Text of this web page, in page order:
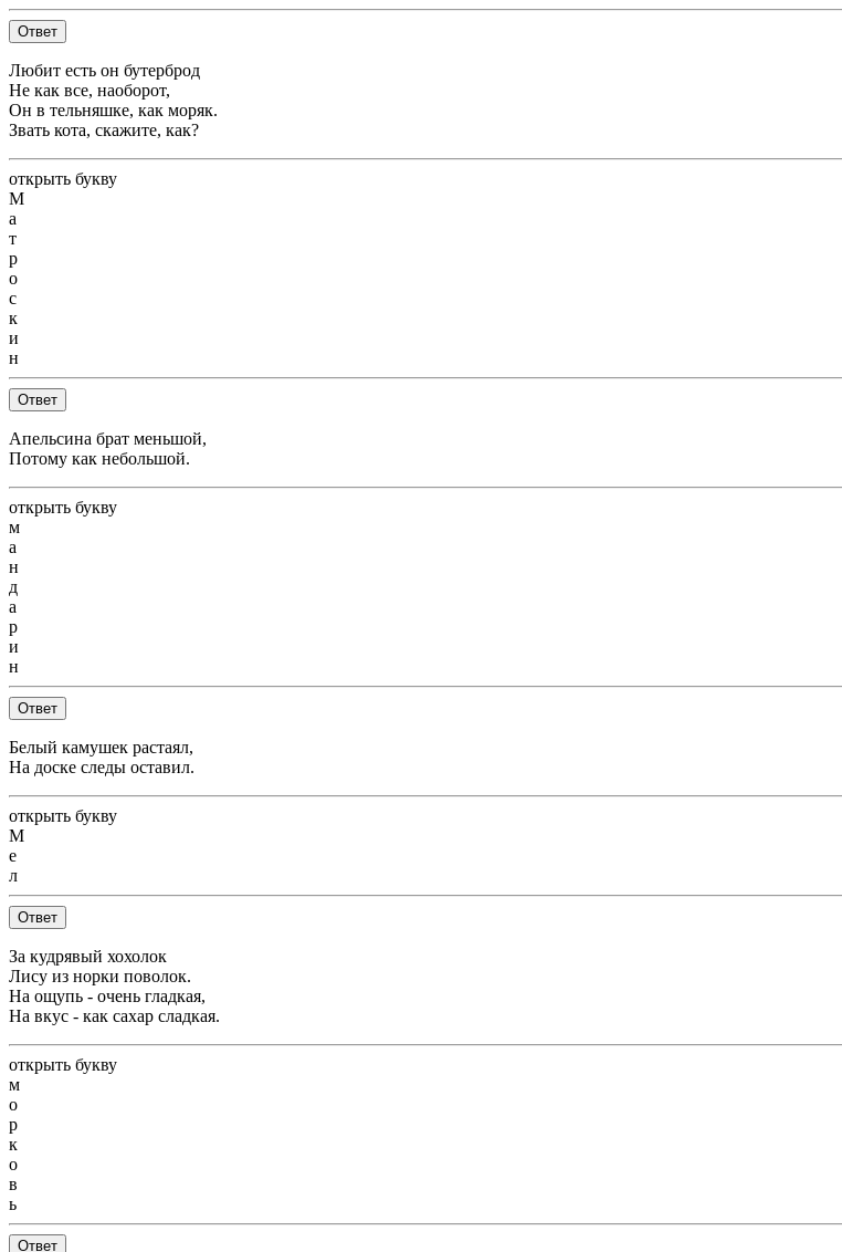
Ответ
Любит есть он бутерброд
Не как все, наоборот,
Он в тельняшке, как моряк.
Звать кота, скажите, как?
открыть букву
М
а
т
р
о
с
к
и
н
Ответ
Апельсина брат меньшой,
Потому как небольшой.
открыть букву
м
а
н
д
а
р
и
н
Ответ
Белый камушек растаял,
На доске следы оставил.
открыть букву
М
е
л
Ответ
За кудрявый хохолок
Лису из норки поволок.
На ощупь - очень гладкая,
На вкус - как сахар сладкая.
открыть букву
м
о
р
к
о
в
ь
Ответ